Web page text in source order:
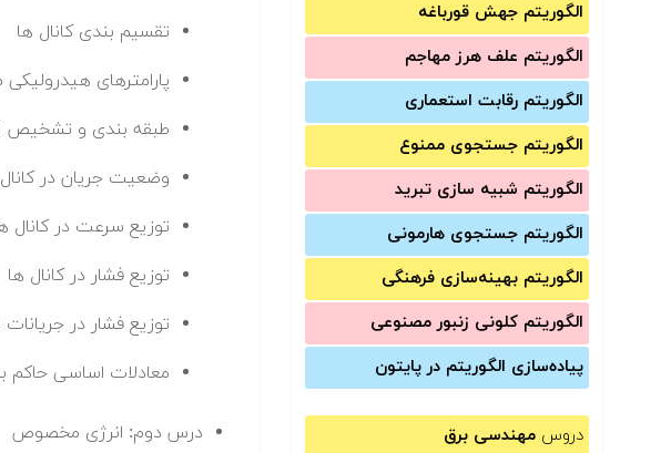
الگوریتم جهش قورباغه
الگوریتم علف هرز مهاجم
الگوریتم رقابت استعماری
الگوریتم جستجوی ممنوع
الگوریتم شبیه سازی تبرید
الگوریتم جستجوی هارمونی
الگوریتم بهینه‌سازی فرهنگی
الگوریتم کلونی زنبور مصنوعی
پیاده‌سازی الگوریتم در پایتون
دروس مهندسی برق
تقسیم بندی کانال ها
پارامترهای
طبقه بندی و تشخیص
وضعیت جریان در کانال
توزیع سرعت در کانال
توزیع فشار در کانال ها
توزیع فشار در
معادلات اساسی حاکم
درس دوم: انرژی مخصوص